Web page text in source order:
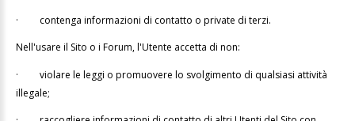
· contenga informazioni di contatto o private di terzi.
Nell'usare il Sito o i Forum, l'Utente accetta di non:
· violare le leggi o promuovere lo svolgimento di qualsiasi attività
illegale;